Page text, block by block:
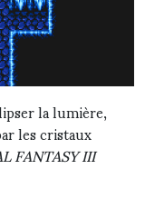
la lumière,
les cristaux
FANTASY III